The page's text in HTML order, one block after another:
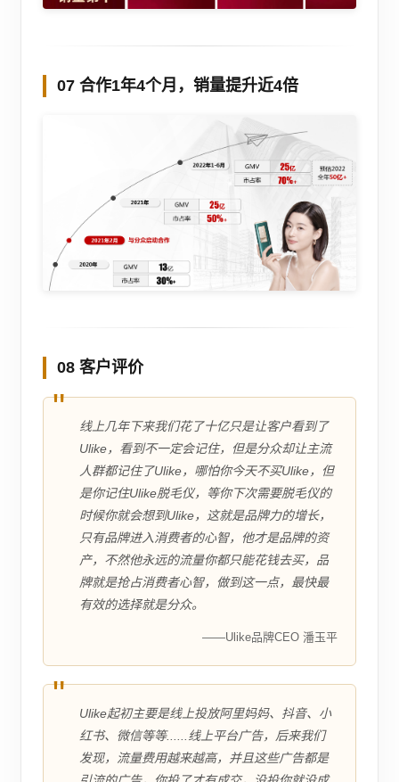
07 合作1年4个月，销量提升近4倍
08 客户评价
"
线上几年下来我们花了十亿只是让客户看到了
Ulike，看到不一定会记住，但是分众却让主流
人群都记住了Ulike，哪怕你今天不买Ulike，但
是你记住Ulike脱毛仪，等你下次需要脱毛仪的
时候你就会想到Ulike，这就是品牌力的增长，
只有品牌进入消费者的心智，他才是品牌的资
产，不然他永远的流量你都只能花钱去买，品
牌就是抢占消费者心智，做到这一点，最快最
有效的选择就是分众。
——Ulike品牌CEO 潘玉平
"
Ulike起初主要是线上投放阿里妈妈、抖音、小
红书、微信等等......线上平台广告，后来我们
发现，流量费用越来越高，并且这些广告都是